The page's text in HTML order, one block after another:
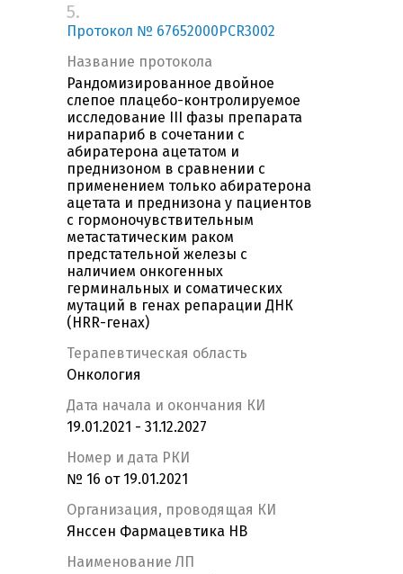
5.
Протокол № 67652000PCR3002
Название протокола
Рандомизированное двойное
слепое плацебо-контролируемое
исследование III фазы препарата
нирапариб в сочетании с
абиратерона ацетатом и
преднизоном в сравнении с
применением только абиратерона
ацетата и преднизона у пациентов
с гормоночувствительным
метастатическим раком
предстательной железы с
наличием онкогенных
герминальных и соматических
мутаций в генах репарации ДНК
(HRR-генах)
Терапевтическая область
Онкология
Дата начала и окончания КИ
19.01.2021 - 31.12.2027
Номер и дата РКИ
№ 16 от 19.01.2021
Организация, проводящая КИ
Янссен Фармацевтика НВ
Наименование ЛП